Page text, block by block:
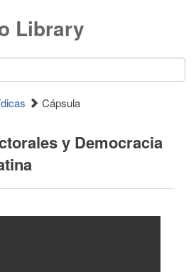
Library
Cápsula
y Democracia